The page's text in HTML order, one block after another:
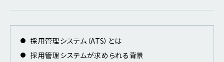
採用管理システム（ATS）とは
採用管理システムが求められる背景